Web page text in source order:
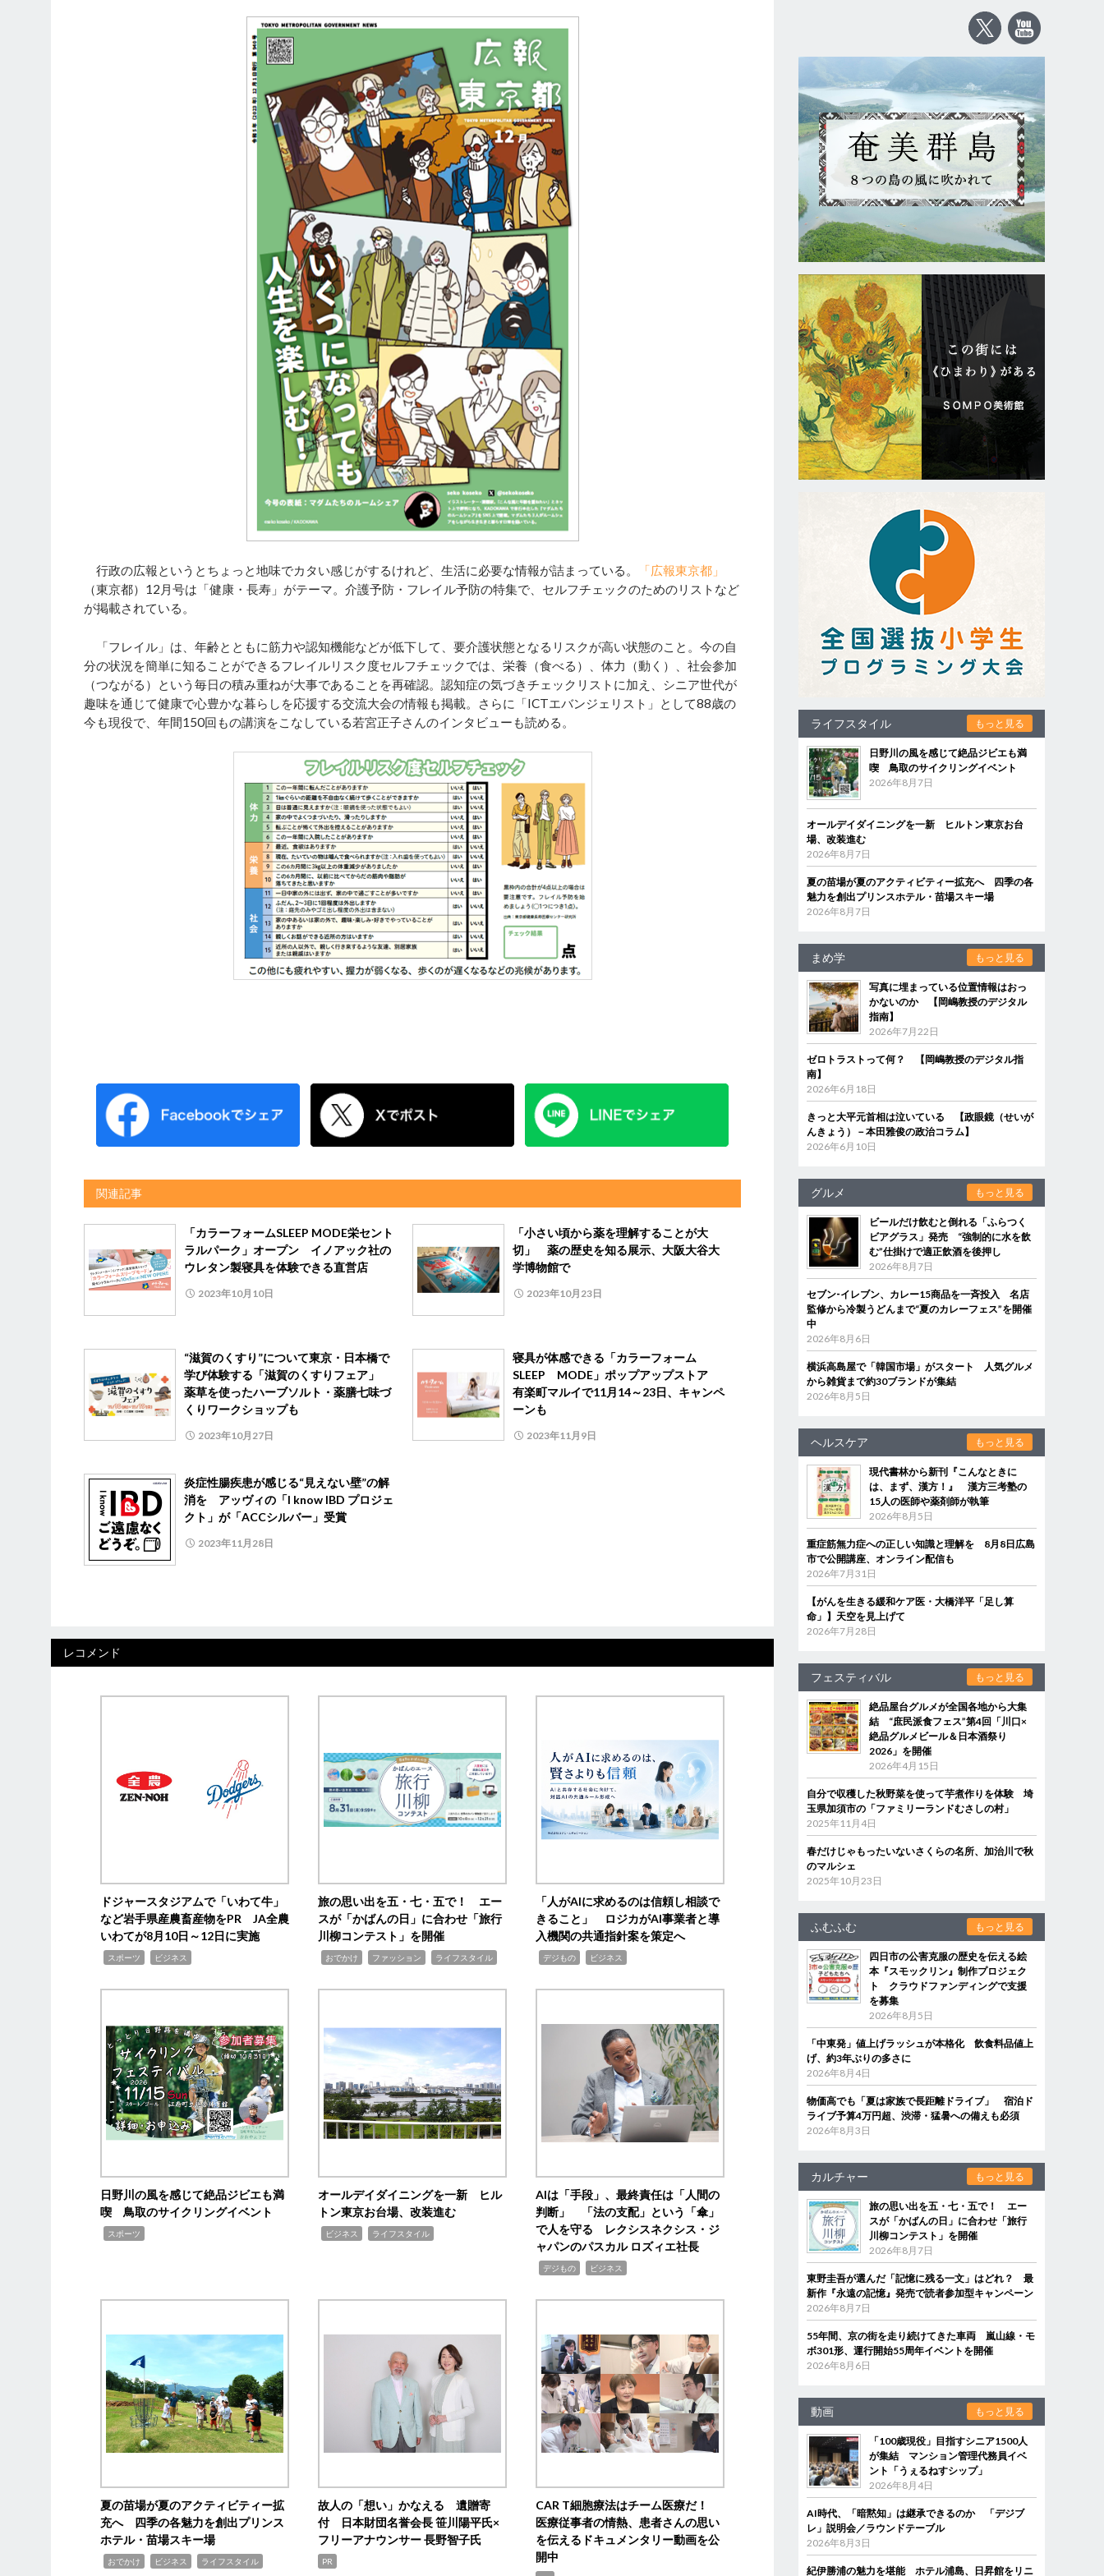
行政の広報というとちょっと地味でカタい感じがするけれど、生活に必要な情報が詰まっている。
「広報東京都」
（東京都）12月号は「健康・長寿」がテーマ。介護予防・フレイル予防の特集で、セルフチェックのためのリストなど
が掲載されている。
「フレイル」は、年齢とともに筋力や認知機能などが低下して、要介護状態となるリスクが高い状態のこと。今の自
分の状況を簡単に知ることができるフレイルリスク度セルフチェックでは、栄養（食べる）、体力（動く）、社会参加
（つながる）という毎日の積み重ねが大事であることを再確認。認知症の気づきチェックリストに加え、シニア世代が
趣味を通じて健康で心豊かな暮らしを応援する交流大会の情報も掲載。さらに「ICTエバンジェリスト」として88歳の
今も現役で、年間150回もの講演をこなしている若宮正子さんのインタビューも読める。
関連記事
「カラーフォームSLEEP MODE栄セント
ラルパーク」オープン イノアック社の
ウレタン製寝具を体験できる直営店
2023年10月10日
「小さい頃から薬を理解することが大
切」 薬の歴史を知る展示、大阪大谷大
学博物館で
2023年10月23日
“滋賀のくすり”について東京・日本橋で
学び体験する「滋賀のくすりフェア」
薬草を使ったハーブソルト・薬膳七味づ
くりワークショップも
2023年10月27日
寝具が体感できる「カラーフォーム
SLEEP MODE」ポップアップストア
有楽町マルイで11月14～23日、キャンペ
ーンも
2023年11月9日
炎症性腸疾患が感じる“見えない壁”の解
消を アッヴィの「I know IBD プロジェ
クト」が「ACCシルバー」受賞
2023年11月28日
レコメンド
ドジャースタジアムで「いわて牛」
など岩手県産農畜産物をPR JA全農
いわてが8月10日～12日に実施
スポーツ ビジネス
旅の思い出を五・七・五で！ エー
スが「かばんの日」に合わせ「旅行
川柳コンテスト」を開催
おでかけ ファッション ライフスタイル
「人がAIに求めるのは信頼し相談で
きること」 ロジカがAI事業者と導
入機関の共通指針案を策定へ
デジもの ビジネス
日野川の風を感じて絶品ジビエも満
喫 鳥取のサイクリングイベント
スポーツ
オールデイダイニングを一新 ヒル
トン東京お台場、改装進む
ビジネス ライフスタイル
AIは「手段」、最終責任は「人間の
判断」 「法の支配」という「傘」
で人を守る レクシスネクシス・ジ
ャパンのパスカル ロズィエ社長
デジもの ビジネス
夏の苗場が夏のアクティビティー拡
充へ 四季の各魅力を創出プリンス
ホテル・苗場スキー場
おでかけ ビジネス ライフスタイル
故人の「想い」かなえる 遺贈寄
付 日本財団名誉会長 笹川陽平氏×
フリーアナウンサー 長野智子氏
PR
CAR T細胞療法はチーム医療だ！
医療従事者の情熱、患者さんの思い
を伝えるドキュメンタリー動画を公
開中
ライフスタイル もっと見る
日野川の風を感じて絶品ジビエも満
喫 鳥取のサイクリングイベント
2026年8月7日
オールデイダイニングを一新 ヒルトン東京お台
場、改装進む
2026年8月7日
夏の苗場が夏のアクティビティー拡充へ 四季の各
魅力を創出プリンスホテル・苗場スキー場
2026年8月7日
まめ学 もっと見る
写真に埋まっている位置情報はおっ
かないのか 【岡嶋教授のデジタル
指南】
2026年7月22日
ゼロトラストって何？ 【岡嶋教授のデジタル指
南】
2026年6月18日
きっと大平元首相は泣いている 【政眼鏡（せいが
んきょう）－本田雅俊の政治コラム】
2026年6月10日
グルメ もっと見る
ビールだけ飲むと倒れる「ふらつく
ビアグラス」発売 “強制的に水を飲
む”仕掛けで適正飲酒を後押し
2026年8月7日
セブン‐イレブン、カレー15商品を一斉投入 名店
監修から冷製うどんまで“夏のカレーフェス”を開催
中
2026年8月6日
横浜高島屋で「韓国市場」がスタート 人気グルメ
から雑貨まで約30ブランドが集結
2026年8月5日
ヘルスケア もっと見る
現代書林から新刊『こんなときに
は、まず、漢方！』 漢方三考塾の
15人の医師や薬剤師が執筆
2026年8月5日
重症筋無力症への正しい知識と理解を 8月8日広島
市で公開講座、オンライン配信も
2026年7月31日
【がんを生きる緩和ケア医・大橋洋平「足し算
命」】天空を見上げて
2026年7月28日
フェスティバル もっと見る
絶品屋台グルメが全国各地から大集
結 “庶民派食フェス”第4回「川口×
絶品グルメビール＆日本酒祭り
2026」を開催
2026年4月15日
自分で収穫した秋野菜を使って芋煮作りを体験 埼
玉県加須市の「ファミリーランドむさしの村」
2025年11月4日
春だけじゃもったいないさくらの名所、加治川で秋
のマルシェ
2025年10月23日
ふむふむ もっと見る
四日市の公害克服の歴史を伝える絵
本『スモックリン』制作プロジェク
ト クラウドファンディングで支援
を募集
2026年8月5日
「中東発」値上げラッシュが本格化 飲食料品値上
げ、約3年ぶりの多さに
2026年8月4日
物価高でも「夏は家族で長距離ドライブ」 宿泊ド
ライブ予算4万円超、渋滞・猛暑への備えも必須
2026年8月3日
カルチャー もっと見る
旅の思い出を五・七・五で！ エー
スが「かばんの日」に合わせ「旅行
川柳コンテスト」を開催
2026年8月7日
東野圭吾が選んだ「記憶に残る一文」はどれ？ 最
新作『永遠の記憶』発売で読者参加型キャンペーン
2026年8月7日
55年間、京の街を走り続けてきた車両 嵐山線・モ
ボ301形、運行開始55周年イベントを開催
2026年8月6日
動画 もっと見る
「100歳現役」目指すシニア1500人
が集結 マンション管理代務員イベ
ント「うぇるねすシップ」
2026年8月4日
AI時代、「暗黙知」は継承できるのか 「デジブ
レ」説明会／ラウンドテーブル
2026年8月3日
紀伊勝浦の魅力を堪能 ホテル浦島、日昇館をリニ